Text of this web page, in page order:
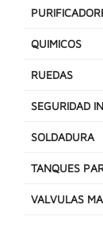
QUIMICOS
RUEDAS
SEGURIDAD
SOLDADURA
TANQUES
VALVULAS